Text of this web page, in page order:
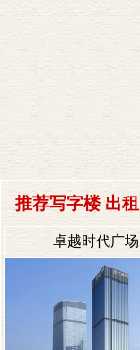
推荐写字楼 出租
卓越时代广场